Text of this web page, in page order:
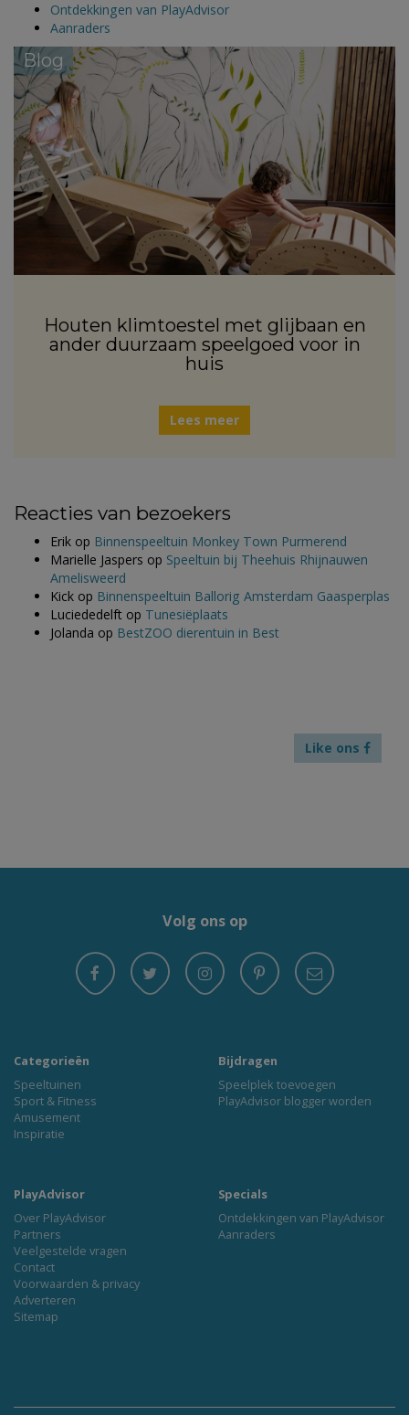
Ontdekkingen van PlayAdvisor
Aanraders
Blog
Houten klimtoestel met glijbaan en
ander duurzaam speelgoed voor in
huis
Lees meer
Reacties van bezoekers
Erik op Binnenspeeltuin Monkey Town Purmerend
Marielle Jaspers op Speeltuin bij Theehuis Rhijnauwen
Amelisweerd
Kick op Binnenspeeltuin Ballorig Amsterdam Gaasperplas
Luciededelft op Tunesiëplaats
Jolanda op BestZOO dierentuin in Best
Like ons
Volg ons op
Categorieën
Speeltuinen
Sport & Fitness
Amusement
Inspiratie
Bijdragen
Speelplek toevoegen
PlayAdvisor blogger worden
PlayAdvisor
Over PlayAdvisor
Partners
Veelgestelde vragen
Contact
Voorwaarden & privacy
Adverteren
Sitemap
Specials
Ontdekkingen van PlayAdvisor
Aanraders